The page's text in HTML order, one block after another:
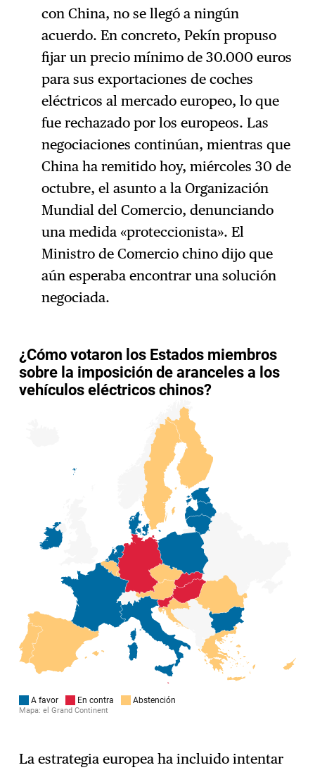
con China, no se llegó a ningún
acuerdo. En concreto, Pekín propuso
fijar un precio mínimo de 30.000 euros
para sus exportaciones de coches
eléctricos al mercado europeo, lo que
fue rechazado por los europeos. Las
negociaciones continúan, mientras que
China ha remitido hoy, miércoles 30 de
octubre, el asunto a la Organización
Mundial del Comercio, denunciando
una medida «proteccionista». El
Ministro de Comercio chino dijo que
aún esperaba encontrar una solución
negociada.
La estrategia europea ha incluido intentar